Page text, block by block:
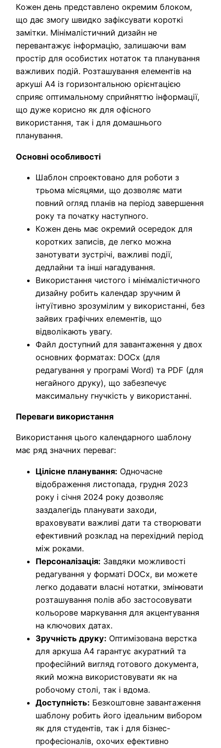
Кожен день представлено окремим блоком,
що дає змогу швидко зафіксувати короткі
замітки. Мінімалістичний дизайн не
перевантажує інформацію, залишаючи вам
простір для особистих нотаток та планування
важливих подій. Розташування елементів на
аркуші А4 із горизонтальною орієнтацією
сприяє оптимальному сприйняттю інформації,
що дуже корисно як для офісного
використання, так і для домашнього
планування.
Основні особливості
Шаблон спроектовано для роботи з
трьома місяцями, що дозволяє мати
повний огляд планів на період завершення
року та початку наступного.
Кожен день має окремий осередок для
коротких записів, де легко можна
занотувати зустрічі, важливі події,
дедлайни та інші нагадування.
Використання чистого і мінімалістичного
дизайну робить календар зручним й
інтуїтивно зрозумілим у використанні, без
зайвих графічних елементів, що
відволікають увагу.
Файл доступний для завантаження у двох
основних форматах: DOCx (для
редагування у програмі Word) та PDF (для
негайного друку), що забезпечує
максимальну гнучкість у використанні.
Переваги використання
Використання цього календарного шаблону
має ряд значних переваг:
Цілісне планування: Одночасне
відображення листопада, грудня 2023
року і січня 2024 року дозволяє
заздалегідь планувати заходи,
враховувати важливі дати та створювати
ефективний розклад на перехідний період
між роками.
Персоналізація: Завдяки можливості
редагування у форматі DOCx, ви можете
легко додавати власні нотатки, змінювати
розташування полів або застосовувати
кольорове маркування для акцентування
на ключових датах.
Зручність друку: Оптимізована верстка
для аркуша А4 гарантує акуратний та
професійний вигляд готового документа,
який можна використовувати як на
робочому столі, так і вдома.
Доступність: Безкоштовне завантаження
шаблону робить його ідеальним вибором
як для студентів, так і для бізнес-
професіоналів, охочих ефективно